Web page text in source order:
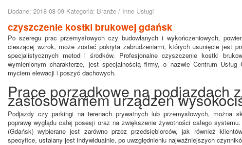
Dodane: 2018-08-09 Kategoria: Branże / Inne Usługi
czyszczenie kostki brukowej gdańsk
Po szeregu prac przemysłowych czy budowlanych i wykończeniowych,
cieszącej wzrok, może zostać pokryta zabrudzeniami, których usunięcie jest
specjalistycznych metod i środków. Profesjonalne czyszczenie kostki
wymienionym charakterze, jest specjalnością firmy, o nazwie Centrum
myciem elewacji i poszyć dachowych.
Prace porządkowe na podjazdach
zastosowaniem urządzeń
Podjazdy czy parkingi na terenach prywatnych lub przemysłowych, można
poprawę wyglądu całej posesji oraz na zwiększenie żywotności całego
(Gdańsk) wybierane jest zarówno przez przedsiębiorców, jak również
specyfice, ustalany jest indywidualnie, po uwzględnieniu najważniejszych